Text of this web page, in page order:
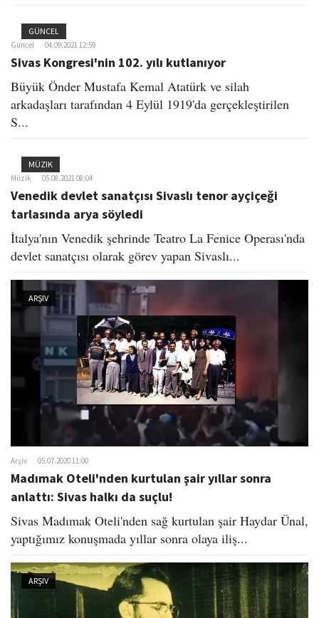
GÜNCEL
Güncel 04.09.2021 12:59
Sivas Kongresi'nin 102. yılı kutlanıyor
Büyük Önder Mustafa Kemal Atatürk ve silah
arkadaşları tarafından 4 Eylül 1919'da gerçekleştirilen
S...
MÜZIK
Müzik 05.08.2021 08:04
Venedik devlet sanatçısı Sivaslı tenor ayçiçeği
tarlasında arya söyledi
İtalya'nın Venedik şehrinde Teatro La Fenice Operası'nda
devlet sanatçısı olarak görev yapan Sivaslı...
ARŞIV
Arşiv 05.07.2020 11:00
Madımak Oteli'nden kurtulan şair yıllar sonra
anlattı: Sivas halkı da suçlu!
Sivas Madımak Oteli'nden sağ kurtulan şair Haydar Ünal,
yaptığımız konuşmada yıllar sonra olaya iliş...
ARŞIV